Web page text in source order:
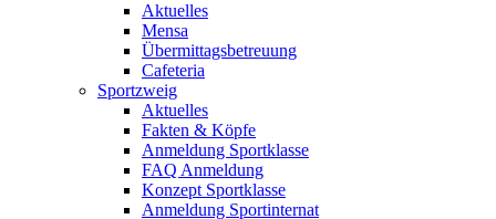
Aktuelles
Mensa
Übermittagsbetreuung
Cafeteria
Sportzweig
Aktuelles
Fakten & Köpfe
Anmeldung Sportklasse
FAQ Anmeldung
Konzept Sportklasse
Anmeldung Sportinternat